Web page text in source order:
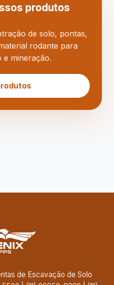
produtos
de solo, pontas,
rodante para
mineração.
de Escavação de Solo